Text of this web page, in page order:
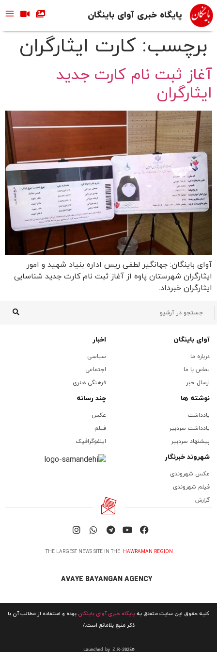
پایگاه خبری آوای باینگان
برچسب:کارت ایثارگران
آغاز ثبت نام کارت جدید
ایثارگران
آوای باینگان: جهانگیر لطفی ریس اداره بنیاد شهید و امور
ایثارگران شهرستان پاوه از آغاز ثبت نام کارت جدید شناسایی
ایثارگران خبرداد.
آوای باینگان
درباره ما
تماس با ما
ارسال خبر
اخبار
سیاسی
اجتماعی
فرهنگی هنری
نوشته ها
یادداشت
یادداشت سردبیر
پیشنهاد سردبیر
چند رسانه
عکس
فیلم
اینفوگرافیک
شهروند خبرنگار
عکس شهروندی
فیلم شهروندی
گزارش
THE LARGEST NEWS SITE IN THE HAWRAMAN REGION
AVAYE BAYANGAN AGENCY
کلیه حقوق این سایت متعلق به پایگاه خبری آوای باینگانبوده و استفاده از مطالب آن با
ذکر منبع بلامانع است./
Launched by Z.R-2025©